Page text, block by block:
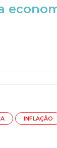
INFLAÇÃO